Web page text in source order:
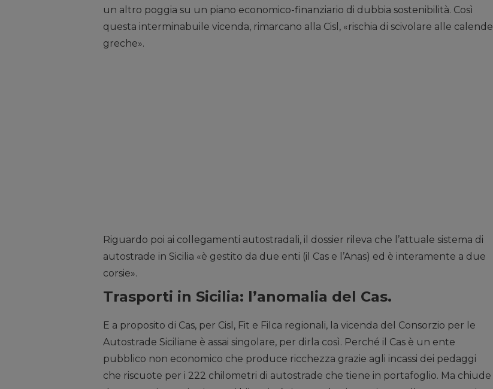
un altro poggia su un piano economico-finanziario di dubbia sostenibilità. Così
questa interminabuile vicenda, rimarcano alla Cisl, «rischia di scivolare alle calende
greche».
Riguardo poi ai collegamenti autostradali, il dossier rileva che l’attuale sistema di
autostrade in Sicilia «è gestito da due enti (il Cas e l’Anas) ed è interamente a due
corsie».
Trasporti in Sicilia: l’anomalia del Cas.
E a proposito di Cas, per Cisl, Fit e Filca regionali, la vicenda del Consorzio per le
Autostrade Siciliane è assai singolare, per dirla così. Perché il Cas è un ente
pubblico non economico che produce ricchezza grazie agli incassi dei pedaggi
che riscuote per i 222 chilometri di autostrade che tiene in portafoglio. Ma chiude